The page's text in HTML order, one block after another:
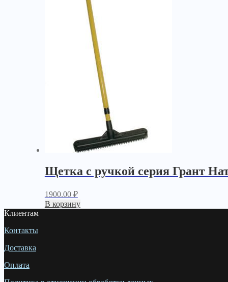
Щетка с ручкой серия Грант
1900.00 ₽
В корзину
Клиентам
Контакты
Доставка
Оплата